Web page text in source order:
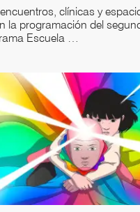
clínicas y
la programación del
Escuela …